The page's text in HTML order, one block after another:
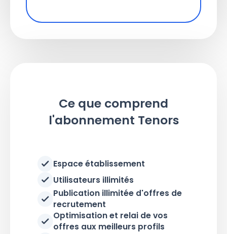
Ce que comprend
l'abonnement Tenors
Espace établissement
Utilisateurs illimités
Publication illimitée d'offres de
recrutement
Optimisation et relai de vos
offres aux meilleurs profils